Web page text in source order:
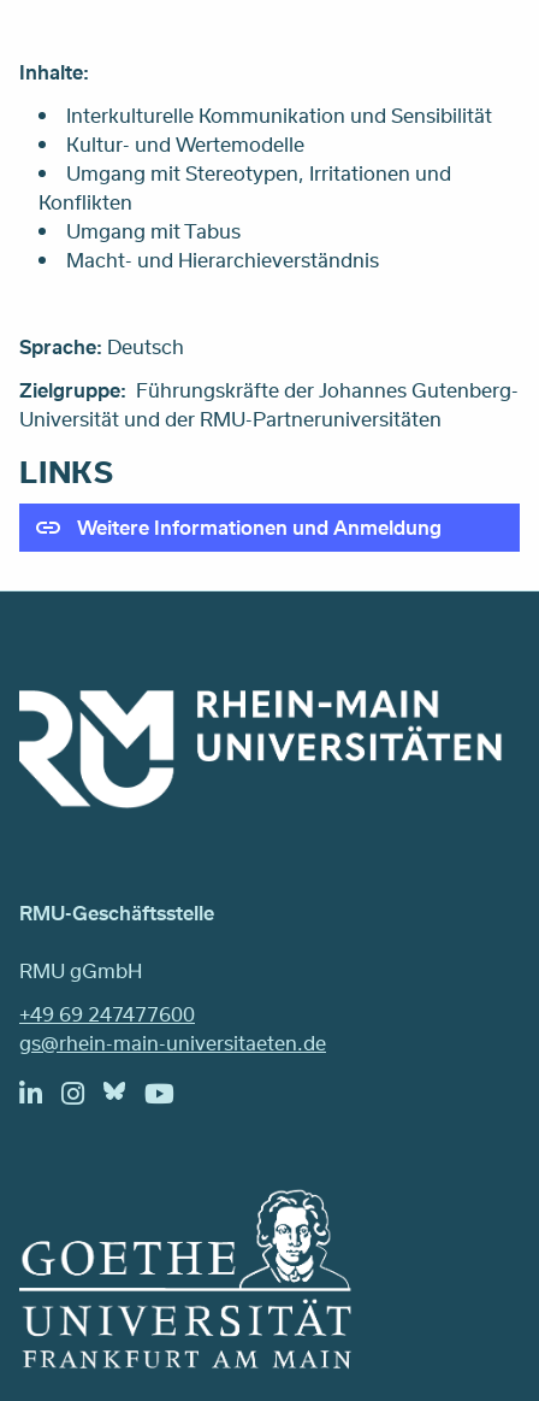
Inhalte:
Interkulturelle Kommunikation und Sensibilität
Kultur- und Wertemodelle
Umgang mit Stereotypen, Irritationen und
Konflikten
Umgang mit Tabus
Macht- und Hierarchieverständnis
Sprache: Deutsch
Zielgruppe: Führungskräfte der Johannes Gutenberg-
Universität und der RMU-Partneruniversitäten
LINKS
Weitere Informationen und Anmeldung
RMU-Geschäftsstelle
RMU gGmbH
+49 69 247477600
gs@rhein-main-universitaeten.de